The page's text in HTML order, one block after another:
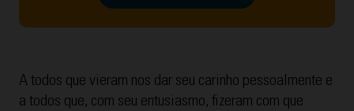
A todos que vieram nos dar seu carinho pessoalmente e
a todos que, com seu entusiasmo, fizeram com que